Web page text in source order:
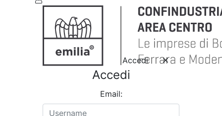
Accedi
Accedi
Email: